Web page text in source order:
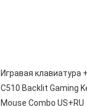
Игравая клавиатура
C510 Backlit Gaming
Mouse Combo US+RU